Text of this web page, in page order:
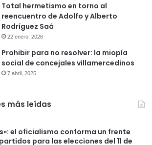
Total hermetismo en torno al
reencuentro de Adolfo y Alberto
Rodríguez Saá
22 enero, 2026
Prohibir para no resolver: la miopía
social de concejales villamercedinos
7 abril, 2025
más leídas
el oficialismo conforma un frente
para las elecciones del 11 de